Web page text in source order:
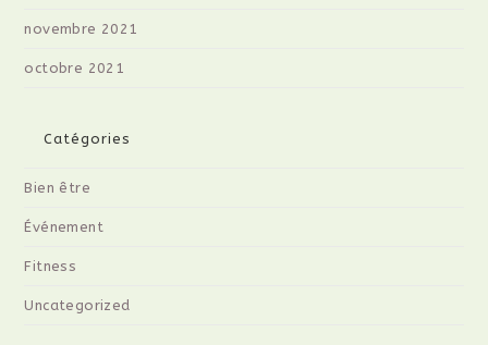
novembre 2021
octobre 2021
Catégories
Bien être
Événement
Fitness
Uncategorized